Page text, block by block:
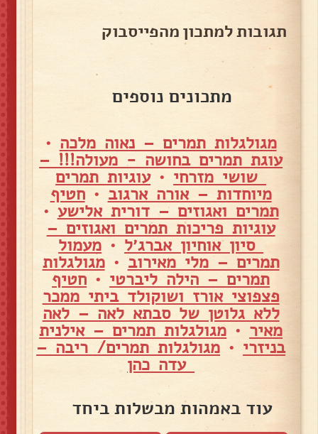
תגובות למתכון מהפייסבוק
מתכונים נוספים
מגולגלות תמרים – נאוה מלכה •
עוגת תמרים בחושה - מעולה!!! –
שושי מזרחי •עוגיות תמרים
מיוחדות – אורה ארגוב •חטיף
תמרים ואגוזים – דורית אלישע •
עוגיות פריכות תמרים ואגוזים –
סיון אוחיון אברג׳ל • מעמול
תמרים – מלי מאירוב •מגולגלות
תמרים – הילה ליברטי • חטיף
פצפוצי אורז ושוקולד ביתי ממכר
ללא גלוטן של סבתא לאה – לאה
מאיר • מגולגלות תמרים – אילנית
בניזרי • מגולגלות תמרים/ ריבה –
עדה כהן
עוד באמהות מבשלות ביחד